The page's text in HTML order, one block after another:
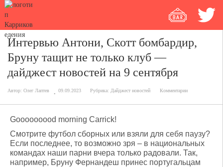
Интервью Антони, Скотт бомбардир,
Бруну тащит не только клуб —
дайджест новостей на 9 сентября
Автор: Олег Лаптев 09.09.2023 Рубрика: Дайджест новостей Комментарии
Gooooooood morning Carrick!
Смотрите футбол сборных или взяли для себя паузу?
Если последнее, то возможно зря – в национальных
командах наши парни вчера только радовали. Так,
например, Бруну Фернандеш принес португальцам